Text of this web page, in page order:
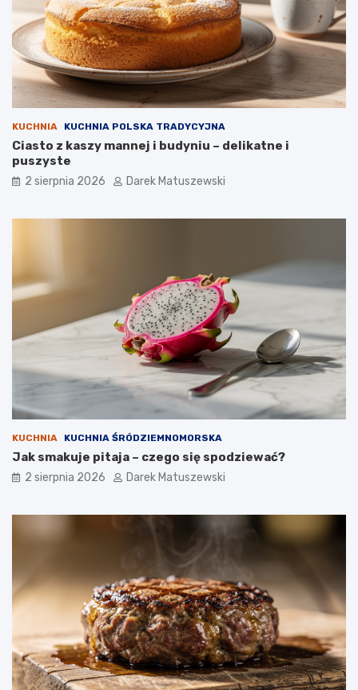
KUCHNIA KUCHNIA POLSKA TRADYCYJNA
Ciasto z kaszy mannej i budyniu – delikatne i
puszyste
2 sierpnia 2026 Darek Matuszewski
KUCHNIA KUCHNIA ŚRÓDZIEMNOMORSKA
Jak smakuje pitaja – czego się spodziewać?
2 sierpnia 2026 Darek Matuszewski